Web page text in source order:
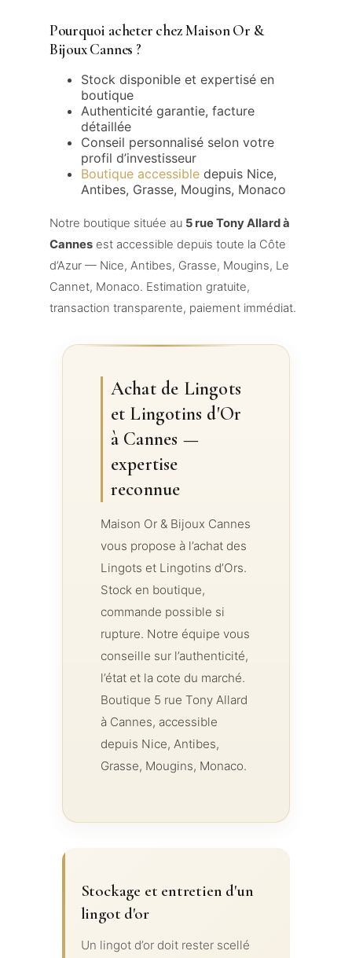
Pourquoi acheter chez Maison Or &
Bijoux Cannes ?
Stock disponible et expertisé en
boutique
Authenticité garantie, facture
détaillée
Conseil personnalisé selon votre
profil d’investisseur
Boutique accessibledepuis Nice,
Antibes, Grasse, Mougins, Monaco
Notre boutique située au 5 rue Tony Allard à
Cannesest accessible depuis toute la Côte
d’Azur — Nice, Antibes, Grasse, Mougins, Le
Cannet, Monaco. Estimation gratuite,
transaction transparente, paiement immédiat.
Achat de Lingots
et Lingotins d'Or
à Cannes —
expertise
reconnue
Maison Or & Bijoux Cannes
vous propose à l’achat des
Lingots et Lingotins d’Ors.
Stock en boutique,
commande possible si
rupture. Notre équipe vous
conseille sur l’authenticité,
l’état et la cote du marché.
Boutique 5 rue Tony Allard
à Cannes, accessible
depuis Nice, Antibes,
Grasse, Mougins, Monaco.
Stockage et entretien d'un
lingot d'or
Un lingot d’or doit rester scellé